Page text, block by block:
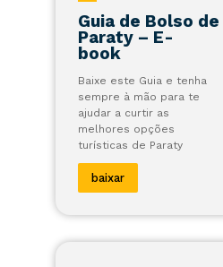
Guia de Bolso de
Paraty – E-
book
Baixe este Guia e tenha
sempre à mão para te
ajudar a curtir as
melhores opções
turísticas de Paraty
baixar